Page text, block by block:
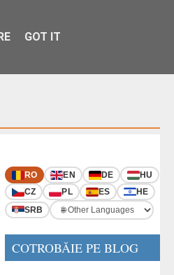
RO EN DE
HU
CZ
PL ES
HE
SRB
COTROBĂIE PE BLOG
GOT IT